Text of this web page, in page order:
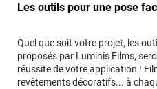
Les outils pour une pose
Quel que soit votre projet, les
proposés par Luminis Films,
réussite de votre application !
revêtements décoratifs... à